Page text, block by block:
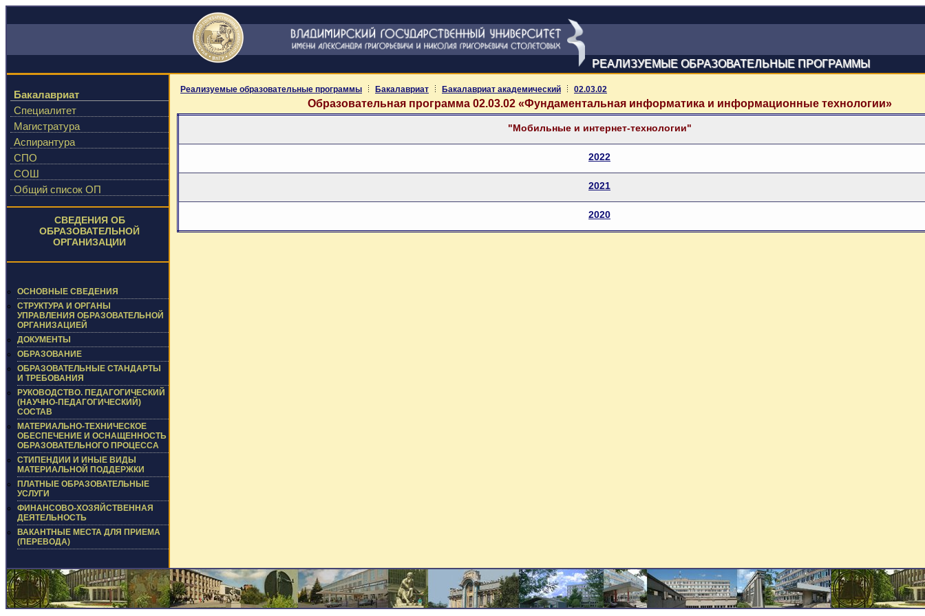
РЕАЛИЗУЕМЫЕ ОБРАЗОВАТЕЛЬНЫЕ ПРОГРАММЫ
Бакалавриат
Специалитет
Магистратура
Аспирантура
СПО
СОШ
Общий список ОП
СВЕДЕНИЯ ОБ
ОБРАЗОВАТЕЛЬНОЙ
ОРГАНИЗАЦИИ
ОСНОВНЫЕ СВЕДЕНИЯ
СТРУКТУРА И ОРГАНЫ
УПРАВЛЕНИЯ ОБРАЗОВАТЕЛЬНОЙ
ОРГАНИЗАЦИЕЙ
ДОКУМЕНТЫ
ОБРАЗОВАНИЕ
ОБРАЗОВАТЕЛЬНЫЕ СТАНДАРТЫ
И ТРЕБОВАНИЯ
РУКОВОДСТВО. ПЕДАГОГИЧЕСКИЙ
(НАУЧНО-ПЕДАГОГИЧЕСКИЙ)
СОСТАВ
МАТЕРИАЛЬНО-ТЕХНИЧЕСКОЕ
ОБЕСПЕЧЕНИЕ И ОСНАЩЕННОСТЬ
ОБРАЗОВАТЕЛЬНОГО ПРОЦЕССА
СТИПЕНДИИ И ИНЫЕ ВИДЫ
МАТЕРИАЛЬНОЙ ПОДДЕРЖКИ
ПЛАТНЫЕ ОБРАЗОВАТЕЛЬНЫЕ
УСЛУГИ
ФИНАНСОВО-ХОЗЯЙСТВЕННАЯ
ДЕЯТЕЛЬНОСТЬ
ВАКАНТНЫЕ МЕСТА ДЛЯ ПРИЕМА
(ПЕРЕВОДА)
Реализуемые образовательные программы Бакалавриат Бакалавриат академический 02.03.02
Образовательная программа 02.03.02 «Фундаментальная информатика и информационные технологии»
"Мобильные и интернет-технологии"
2022
2021
2020